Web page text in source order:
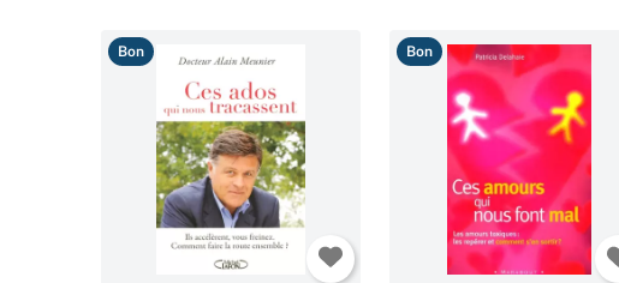
Bon Bon